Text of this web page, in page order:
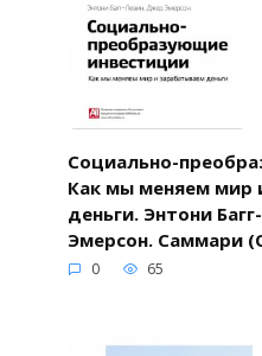
Социально-
Как мы меняем мир
деньги. Энтони
Эмерсон. Саммари
0 65